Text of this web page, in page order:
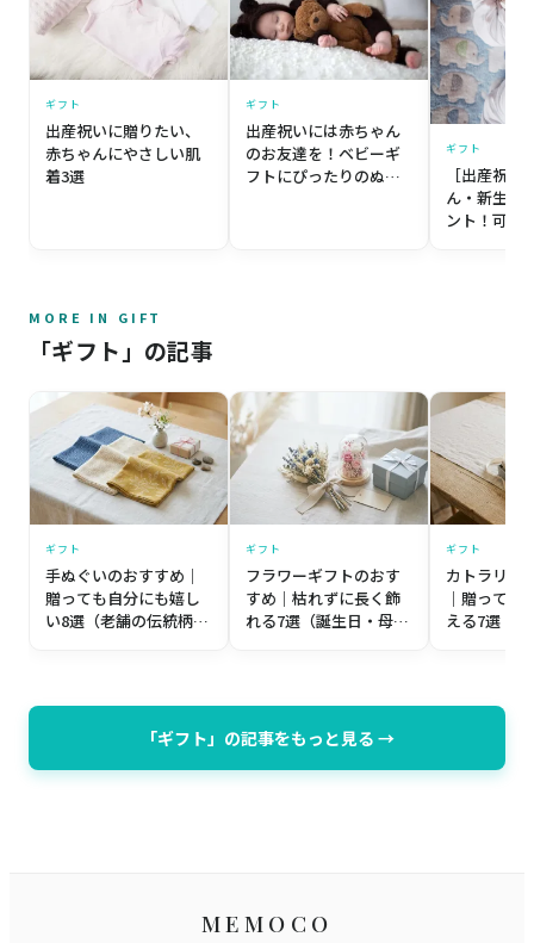
ギフト
出産祝いに贈りたい、
赤ちゃんにやさしい肌
着3選
ギフト
出産祝いには赤ちゃん
のお友達を！ベビーギ
フトにぴったりのぬい
ギフト
［出産祝い
ん・新生児
ント！可愛
MORE IN GIFT
「ギフト」の記事
ギフト
手ぬぐいのおすすめ｜
贈っても自分にも嬉し
い8選（老舗の伝統柄か
ギフト
フラワーギフトのおす
すめ｜枯れずに長く飾
れる7選（誕生日・母の
ギフト
カトラリー
｜贈っても
える7選（
「ギフト」の記事をもっと見る →
MEMOCO